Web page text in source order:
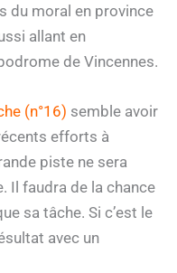
du moral en province
allant en
de Vincennes.
(n°16) semble avoir
efforts à
piste ne sera
Il faudra de la chance
sa tâche. Si c’est le
avec un